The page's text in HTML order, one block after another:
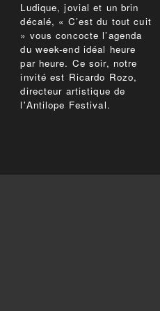
Ludique, jovial et un brin
décalé, « C’est du tout cuit
» vous concocte l’agenda
du week-end idéal heure
par heure. Ce soir, notre
invité est Ricardo Rozo,
directeur artistique de
l'Antilope Festival.